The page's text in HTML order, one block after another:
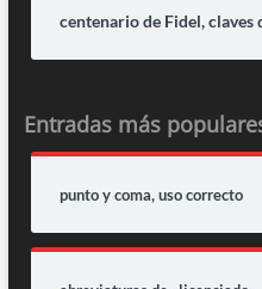
centenario de Fidel, claves
Entradas más
punto y coma, uso correcto